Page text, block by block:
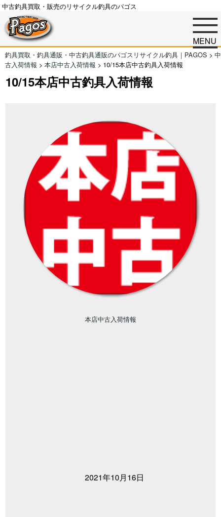
中古釣具買取・販売のリサイクル釣具のパゴス
MENU
釣具買取・釣具通販・中古釣具通販のパゴスリサイクル釣具｜PAGOS > 中
古入荷情報 > 本店中古入荷情報 > 10/15本店中古釣具入荷情報
10/15本店中古釣具入荷情報
本店中古入荷情報
2021年10月16日